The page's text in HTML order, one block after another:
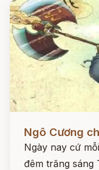
Ngô Cương
Ngày nay cứ
đêm trăng sáng